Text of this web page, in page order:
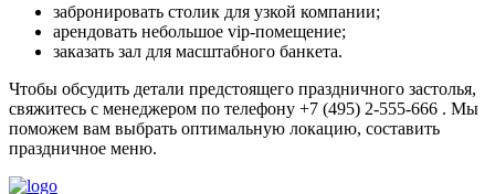
забронировать столик для узкой компании;
арендовать небольшое vip-помещение;
заказать зал для масштабного банкета.
Чтобы обсудить детали предстоящего праздничного застолья,
свяжитесь с менеджером по телефону +7 (495) 2-555-666 . Мы
поможем вам выбрать оптимальную локацию, составить
праздничное меню.